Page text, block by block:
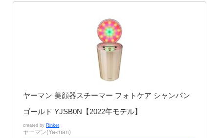
ヤーマン 美顔器スチーマー フォトケア シャンパン
ゴールド YJSB0N【2022年モデル】
created by Rinker
ヤーマン(Ya-man)